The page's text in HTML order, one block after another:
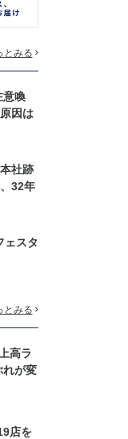
とみる
意喚
因は
社跡
32年
ェスタ
とみる
高ラ
が変
店を